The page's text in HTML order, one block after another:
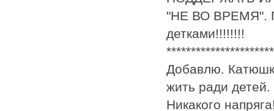
"НЕ ВО ВРЕМЯ".
детками!!!!!!!!
Добавлю.
жить ради
Никакого